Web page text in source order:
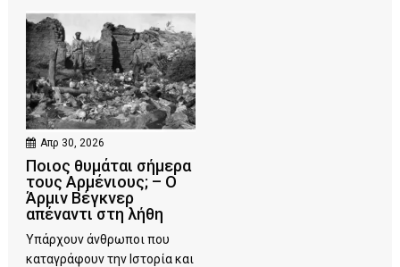
Απρ 30, 2026
Ποιος θυμάται σήμερα
τους Αρμένιους; – Ο
Άρμιν Βέγκνερ
απέναντι στη λήθη
Υπάρχουν άνθρωποι που
καταγράφουν την Ιστορία και